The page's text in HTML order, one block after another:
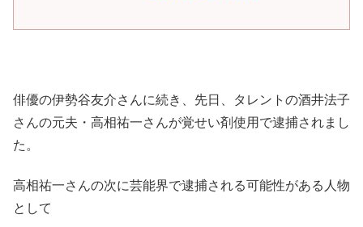
俳優の伊勢谷友介さんに続き、先日、タレントの酒井法子
さんの元夫・高相祐一さんが覚せい剤使用で逮捕されまし
た。
高相祐一さんの次に芸能界で逮捕される可能性がある人物
として